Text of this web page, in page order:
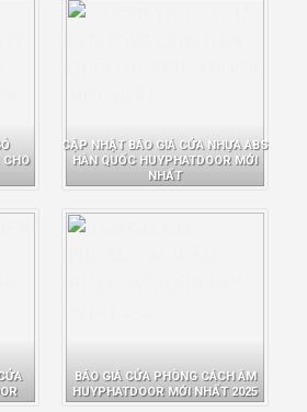
CHO
CẬP NHẬT BÁO GIÁ CỬA NHỰA ABS
HÀN QUỐC HUYPHATDOOR MỚI
NHẤT
BÁO GIÁ CỬA PHÒNG CÁCH ÂM
HUYPHATDOOR MỚI NHẤT 2025